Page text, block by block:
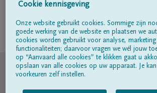
Volg ons op
© DELA
Gebruiksvoorwaarden
Cookie kennisgeving
Onze website gebruikt cookies. Sommige zijn
goede werking van de website en plaatsen we
cookies worden gebruikt voor analyse,
functionaliteiten; daarvoor vragen we wél jouw
op “Aanvaard alle cookies” te klikken gaat u
opslaan van alle cookies op uw apparaat. Je
voorkeuren zelf instellen.